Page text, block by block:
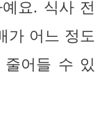
요. 식사 전
가 어느 정도
어들 수 있